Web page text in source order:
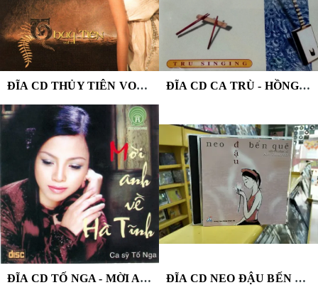
ĐĨA CD THỦY TIÊN VOL.2 ĐĨA CD CA TRÙ - HỒNG HỒNG, TUYẾT TUYẾT
ĐĨA CD TỐ NGA - MỜI ANH VỀ HÀ TĨNH ĐĨA CD NEO ĐẬU BẾN QUÊ